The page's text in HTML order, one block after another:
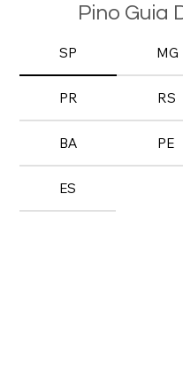
Pino Guia
SP MG
PR RS
BA PE
ES